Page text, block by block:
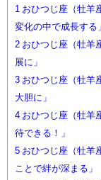
1 おひつじ座（牡羊
変化の中で成長する
2 おひつじ座（牡羊
展に」
3 おひつじ座（牡羊
大胆に」
4 おひつじ座（牡羊
待できる！」
5 おひつじ座（牡羊
ことで絆が深まる」